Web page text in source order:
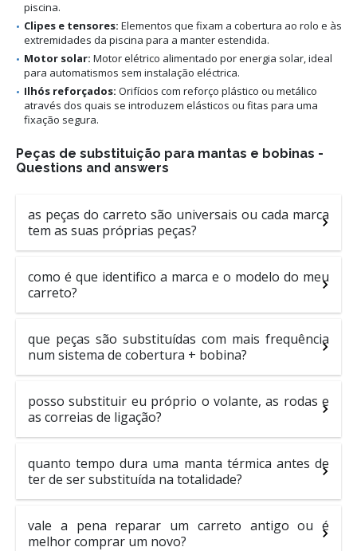
piscina.
Clipes e tensores: Elementos que fixam a cobertura ao rolo e às
extremidades da piscina para a manter estendida.
Motor solar: Motor elétrico alimentado por energia solar, ideal
para automatismos sem instalação eléctrica.
Ilhós reforçados: Orifícios com reforço plástico ou metálico
através dos quais se introduzem elásticos ou fitas para uma
fixação segura.
Peças de substituição para mantas e bobinas -
Questions and answers
as peças do carreto são universais ou cada marca
tem as suas próprias peças?
como é que identifico a marca e o modelo do meu
carreto?
que peças são substituídas com mais frequência
num sistema de cobertura + bobina?
posso substituir eu próprio o volante, as rodas e
as correias de ligação?
quanto tempo dura uma manta térmica antes de
ter de ser substituída na totalidade?
vale a pena reparar um carreto antigo ou é
melhor comprar um novo?